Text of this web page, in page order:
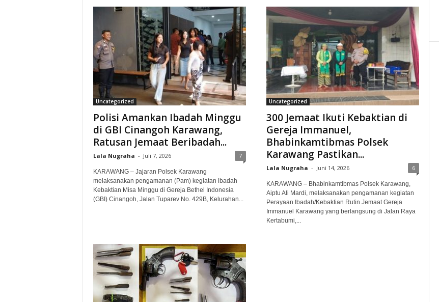
Uncategorized
Polisi Amankan Ibadah Minggu
di GBI Cinangoh Karawang,
Ratusan Jemaat Beribadah...
Lala Nugraha - Juli 7, 2026 7
KARAWANG – Jajaran Polsek Karawang
melaksanakan pengamanan (Pam) kegiatan ibadah
Kebaktian Misa Minggu di Gereja Bethel Indonesia
(GBI) Cinangoh, Jalan Tuparev No. 429B, Kelurahan...
Uncategorized
300 Jemaat Ikuti Kebaktian di
Gereja Immanuel,
Bhabinkamtibmas Polsek
Karawang Pastikan...
Lala Nugraha - Juni 14, 2026 6
KARAWANG – Bhabinkamtibmas Polsek Karawang,
Aiptu Ali Mardi, melaksanakan pengamanan kegiatan
Perayaan Ibadah/Kebaktian Rutin Jemaat Gereja
Immanuel Karawang yang berlangsung di Jalan Raya
Kertabumi,...